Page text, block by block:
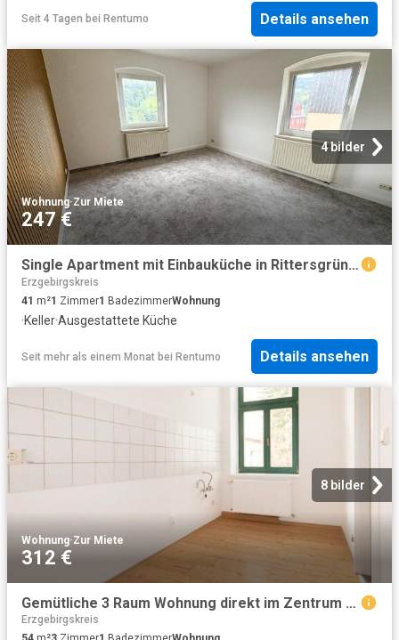
Seit 4 Tagen bei Rentumo Details ansehen
4 bilder
Wohnung·Zur Miete
247 €
Single Apartment mit Einbauküche in Rittersgrün zu vermieten
Erzgebirgskreis
41 m²1 Zimmer1 BadezimmerWohnung
·Keller·Ausgestattete Küche
Seit mehr als einem Monat bei Rentumo Details ansehen
8 bilder
Wohnung·Zur Miete
312 €
Gemütliche 3 Raum Wohnung direkt im Zentrum von Annaberg!
Erzgebirgskreis